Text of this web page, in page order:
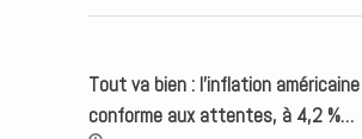
Tout va bien : l’inflation
conforme aux attentes, à 4,2 %…